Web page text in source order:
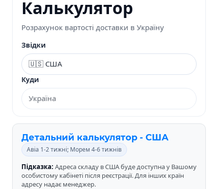
Калькулятор
Розрахунок вартості доставки в Україну
Звідки
Куди
Детальний калькулятор - США
Авіа 1-2 тижні; Морем 4-6 тижнів
Підказка: Адреса складу в США буде доступна у Вашому
особистому кабінеті після реєстрації. Для інших країн
адресу надає менеджер.